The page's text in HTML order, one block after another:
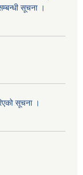
सूचना ।
सूचना ।